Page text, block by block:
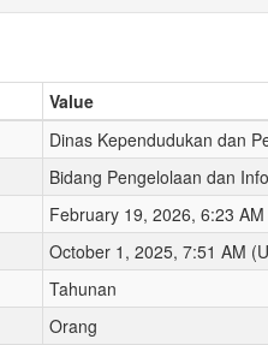
Value
Dinas Kependudukan dan
Bidang Pengelolaan dan
February 19, 2026, 6:23
October 1, 2025, 7:51 AM
Tahunan
Orang